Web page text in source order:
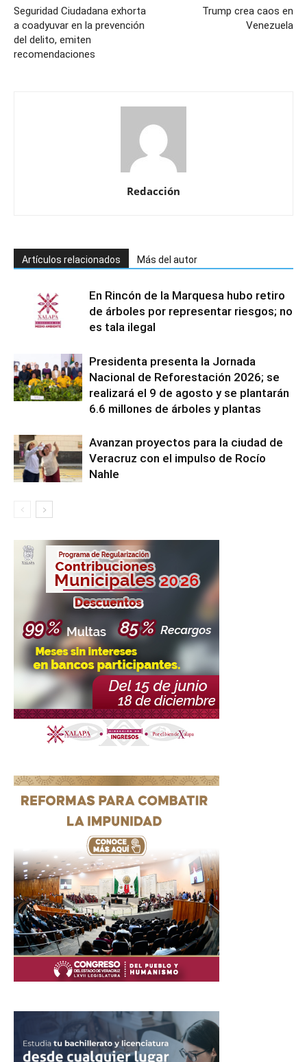
Seguridad Ciudadana exhorta
a coadyuvar en la prevención
del delito, emiten
recomendaciones
Trump crea caos en
Venezuela
Redacción
Artículos relacionados Más del autor
En Rincón de la Marquesa hubo retiro
de árboles por representar riesgos; no
es tala ilegal
Presidenta presenta la Jornada
Nacional de Reforestación 2026; se
realizará el 9 de agosto y se plantarán
6.6 millones de árboles y plantas
Avanzan proyectos para la ciudad de
Veracruz con el impulso de Rocío
Nahle